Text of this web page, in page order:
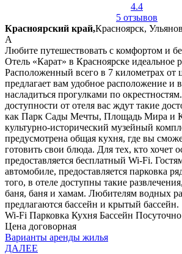
4.4
5 отзывов
Красноярский край,Красноярск,
А
Любите путешествовать с комфортом и
Отель «Карат» в Красноярске идеальное
Расположенный всего в 7 километрах от
предлагает вам удобное расположение и
насладиться прогулками по
доступности от отеля вас ждут такие
как Парк Сады Мечты, Площадь Мира и
культурно-исторический музейный
предусмотрена общая кухня, где вы
готовить свои блюда. Для тех, кто хочет
предоставляется бесплатный Wi-Fi.
автомобиле, предоставляется парковка
того, в отеле доступны такие
баня, баня и хамам. Любителям водных
предлагаются бассейн и крытый бассейн.
Wi-Fi Парковка Кухня Бассейн Посуточно
Цена договорная
Варианты аренды жилья
ДАЛЕЕ